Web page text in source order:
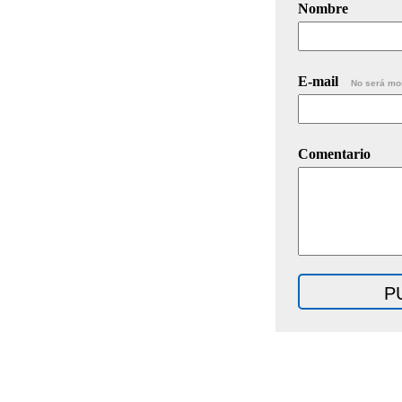
Nombre
E-mail No será
Comentario